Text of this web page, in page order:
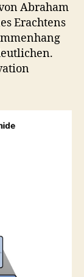
Abraham
Erachtens